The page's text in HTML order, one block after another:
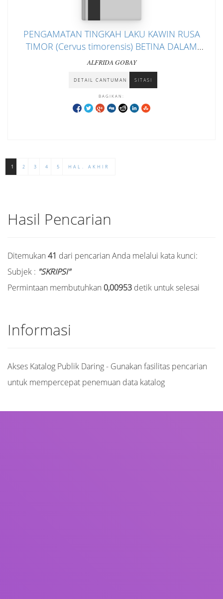
PENGAMATAN TINGKAH LAKU KAWIN RUSA
TIMOR (Cervus timorensis) BETINA DALAM
PENANGKARAN
ALFRIDA GOBAY
DETAIL CANTUMAN SITASI
BAGIKAN:
1 2 3 4 5 HAL. AKHIR
Hasil Pencarian
Ditemukan 41 dari pencarian Anda melalui kata kunci:
Subjek : "SKRIPSI"
Permintaan membutuhkan 0,00953 detik untuk selesai
Informasi
Akses Katalog Publik Daring - Gunakan fasilitas pencarian
untuk mempercepat penemuan data katalog